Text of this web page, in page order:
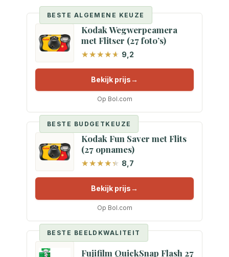
BESTE ALGEMENE KEUZE
Kodak Wegwerpcamera
met Flitser (27 foto’s)
9,2
Bekijk prijs
Op Bol.com
BESTE BUDGETKEUZE
Kodak Fun Saver met Flits
(27 opnames)
8,7
Bekijk prijs
Op Bol.com
BESTE BEELDKWALITEIT
Fujifilm QuickSnap Flash 27